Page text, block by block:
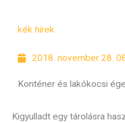
kék hírek
2018. november 28.
Konténer és lakókocsi
Kigyulladt egy tárolásra